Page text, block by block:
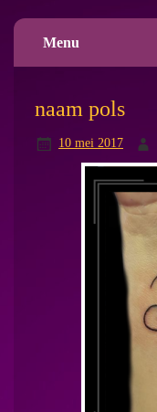
Menu
naam pols
10 mei 2017